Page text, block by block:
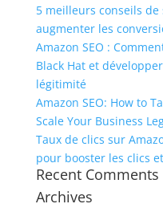
5 meilleurs conseils
augmenter les
Amazon SEO :
Black Hat et
légitimité
Amazon SEO: How to
Scale Your Business
Taux de clics sur
pour booster les clics
Recent Comments
Archives